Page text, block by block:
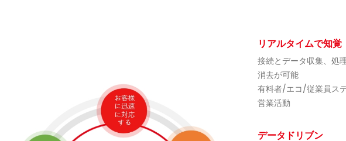
リアルタイムで知覚
接続とデータ収集、処
消去が可能
有料者/エコ/従業員ス
営業活動
データドリブン